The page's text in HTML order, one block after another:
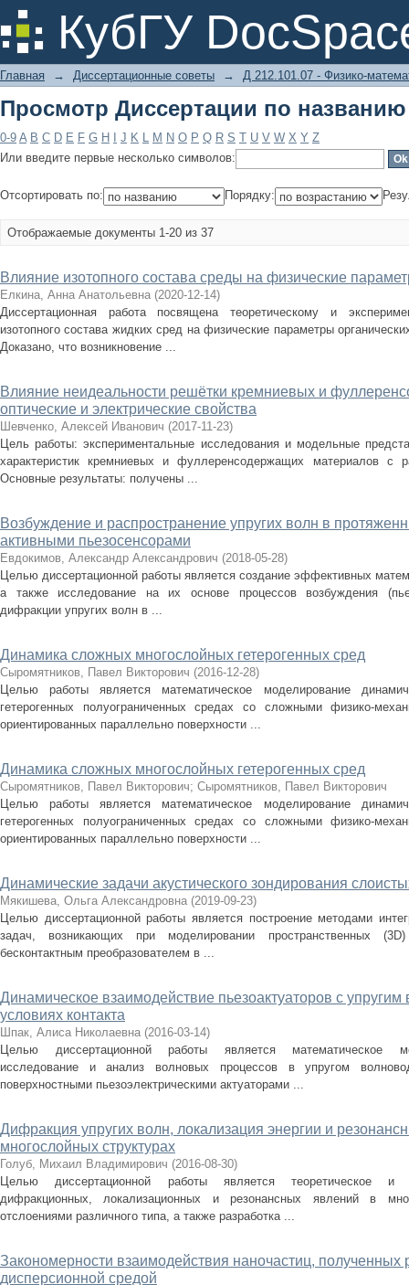
КубГУ
Просмотр Диссертации по названию
Главная → Диссертационные советы → Д 212.101.07 - Физико-
Просмотр Диссертации по названию
0-9 A B C D E F G H J K L M N O P Q R S T U V W X Y Z
Или введите первые несколько символов:
Отсортировать по: Порядку:
Отображаемые документы 1-20 из 37
Влияние изотопного состава среды на физические
Елкина, Анна Анатольевна (2020-12-14)
Диссертационная работа посвящена теоретическому и
изотопного состава жидких сред на физические параметры
Доказано, что возникновение ...
Влияние неидеальности решётки кремниевых и
оптические и электрические свойства
Шевченко, Алексей Иванович (2017-11-23)
Цель работы: экспериментальные исследования и модельные
характеристик кремниевых и фуллеренсодержащих материалов с
Основные результаты: получены ...
Возбуждение и распространение упругих волн в
активными пьезосенсорами
Евдокимов, Александр Александрович (2018-05-28)
Целью диссертационной работы является создание эффективных
а также исследование на их основе процессов возбуждения
дифракции упругих волн в ...
Динамика сложных многослойных гетерогенных сред
Сыромятников, Павел Викторович (2016-12-28)
Целью работы является математическое моделирование
гетерогенных полуограниченных средах со сложными физико-
ориентированных параллельно поверхности ...
Динамика сложных многослойных гетерогенных сред
Сыромятников, Павел Викторович; Сыромятников, Павел Викторович
Целью работы является математическое моделирование
гетерогенных полуограниченных средах со сложными физико-
ориентированных параллельно поверхности ...
Динамические задачи акустического зондирования
Мякишева, Ольга Александровна (2019-09-23)
Целью диссертационной работы является построение методами
задач, возникающих при моделировании пространственных
бесконтактным преобразователем в ...
Динамическое взаимодействие пьезоактуаторов с
условиях контакта
Шпак, Алиса Николаевна (2016-03-14)
Целью диссертационной работы является математическое
исследование и анализ волновых процессов в упругом
поверхностными пьезоэлектрическими актуаторами ...
Дифракция упругих волн, локализация энергии и
многослойных структурах
Голуб, Михаил Владимирович (2016-08-30)
Целью диссертационной работы является теоретическое и
дифракционных, локализационных и резонансных явлений в
отслоениями различного типа, а также разработка ...
Закономерности взаимодействия наночастиц,
дисперсионной средой